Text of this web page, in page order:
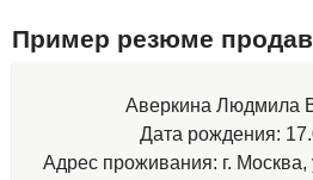
Пример резюме
Аверкина Людмила
Дата рождения:
Адрес проживания: г.